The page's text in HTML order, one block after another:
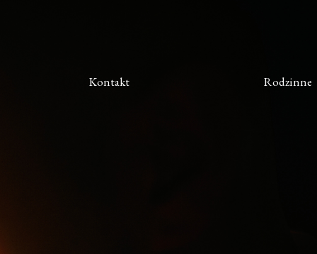
Kontakt Rodzinne